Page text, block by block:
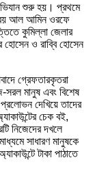
শুরু হয়। প্রথমে
আল আমিন ওরফে
কুমিল্লা জেলার
হোসেন ও রাব্বি হোসেন
গ্রেফতারকৃতরা
মানুষ এবং বিশেষ
প্রলোভন দেখিয়ে তাদের
চেক বই,
নিজেদের দখলে
সাধারণ মানুষকে
টাকা পাঠাতে